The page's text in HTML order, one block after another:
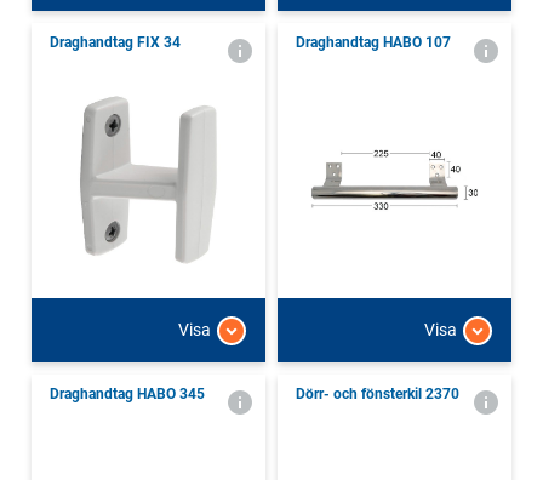
Draghandtag FIX 34
Visa
Draghandtag HABO 107
Visa
Draghandtag HABO 345 Dörr- och fönsterkil 2370